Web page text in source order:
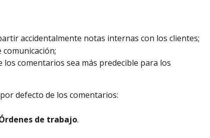
accidentalmente notas internas con los clientes;
los comentarios sea más predecible para los
defecto de los comentarios:
de trabajo.